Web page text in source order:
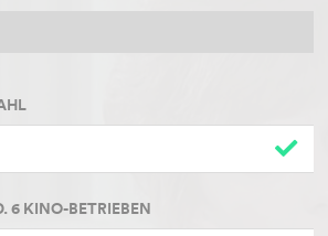
6 KINO-BETRIEBEN